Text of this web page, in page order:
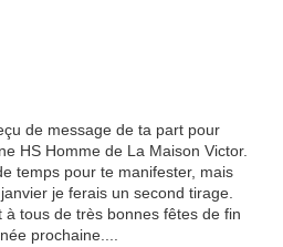
de message de ta part pour
HS Homme de La Maison Victor.
temps pour te manifester, mais
je ferais un second tirage.
tous de très bonnes fêtes de fin
prochaine....